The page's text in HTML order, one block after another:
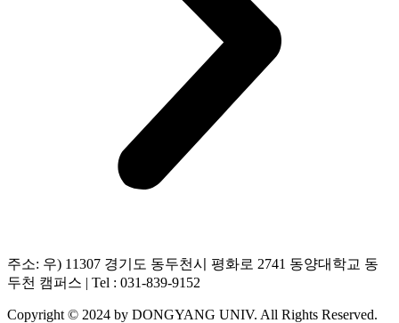
주소: 우) 11307 경기도 동두천시 평화로 2741 동양대학교 동
두천 캠퍼스 | Tel : 031-839-9152
Copyright © 2024 by DONGYANG UNIV. All Rights Reserved.